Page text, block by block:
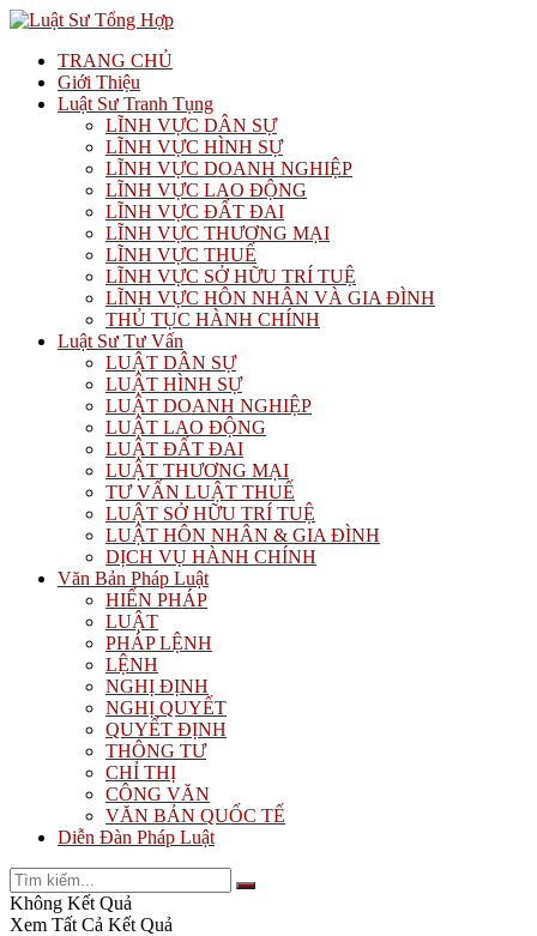
TRANG CHỦ
Giới Thiệu
Luật Sư Tranh Tụng
LĨNH VỰC DÂN SỰ
LĨNH VỰC HÌNH SỰ
LĨNH VỰC DOANH NGHIỆP
LĨNH VỰC LAO ĐỘNG
LĨNH VỰC ĐẤT ĐAI
LĨNH VỰC THƯƠNG MẠI
LĨNH VỰC THUẾ
LĨNH VỰC SỞ HỮU TRÍ TUỆ
LĨNH VỰC HÔN NHÂN VÀ GIA ĐÌNH
THỦ TỤC HÀNH CHÍNH
Luật Sư Tư Vấn
LUẬT DÂN SỰ
LUẬT HÌNH SỰ
LUẬT DOANH NGHIỆP
LUẬT LAO ĐỘNG
LUẬT ĐẤT ĐAI
LUẬT THƯƠNG MẠI
TƯ VẤN LUẬT THUẾ
LUẬT SỞ HỮU TRÍ TUỆ
LUẬT HÔN NHÂN & GIA ĐÌNH
DỊCH VỤ HÀNH CHÍNH
Văn Bản Pháp Luật
HIẾN PHÁP
LUẬT
PHÁP LỆNH
LỆNH
NGHỊ ĐỊNH
NGHỊ QUYẾT
QUYẾT ĐỊNH
THÔNG TƯ
CHỈ THỊ
CÔNG VĂN
VĂN BẢN QUỐC TẾ
Diễn Đàn Pháp Luật
Không Kết Quả
Xem Tất Cả Kết Quả